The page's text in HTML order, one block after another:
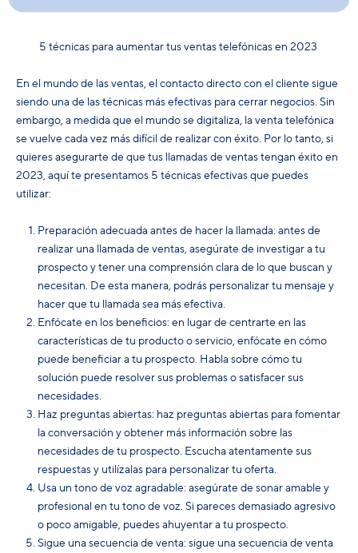
5 técnicas para aumentar tus ventas telefónicas en 2023
En el mundo de las ventas, el contacto directo con el cliente sigue
siendo una de las técnicas más efectivas para cerrar negocios. Sin
embargo, a medida que el mundo se digitaliza, la venta telefónica
se vuelve cada vez más difícil de realizar con éxito. Por lo tanto, si
quieres asegurarte de que tus llamadas de ventas tengan éxito en
2023, aquí te presentamos 5 técnicas efectivas que puedes
utilizar:
Preparación adecuada antes de hacer la llamada: antes de
realizar una llamada de ventas, asegúrate de investigar a tu
prospecto y tener una comprensión clara de lo que buscan y
necesitan. De esta manera, podrás personalizar tu mensaje y
hacer que tu llamada sea más efectiva.
Enfócate en los beneficios: en lugar de centrarte en las
características de tu producto o servicio, enfócate en cómo
puede beneficiar a tu prospecto. Habla sobre cómo tu
solución puede resolver sus problemas o satisfacer sus
necesidades.
Haz preguntas abiertas: haz preguntas abiertas para fomentar
la conversación y obtener más información sobre las
necesidades de tu prospecto. Escucha atentamente sus
respuestas y utilízalas para personalizar tu oferta.
Usa un tono de voz agradable: asegúrate de sonar amable y
profesional en tu tono de voz. Si pareces demasiado agresivo
o poco amigable, puedes ahuyentar a tu prospecto.
Sigue una secuencia de venta: sigue una secuencia de venta